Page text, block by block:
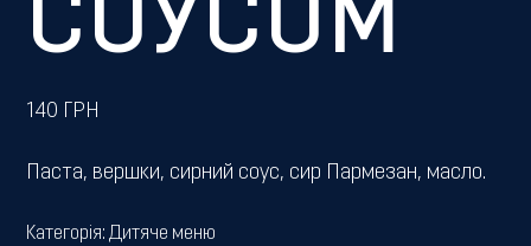
СОУСОМ
140 ГРН
Паста, вершки, сирний соус, сир Пармезан, масло.
Категорія:Дитяче меню